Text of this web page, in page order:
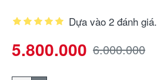
Dựa vào 2 đánh giá.
5.800.000 6.000.000